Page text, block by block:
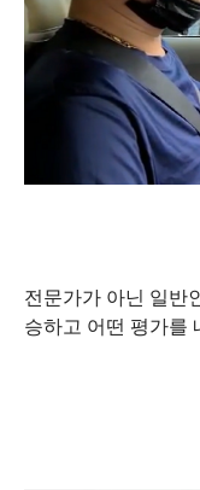
전문가가 아닌 일반
승하고 어떤 평가를